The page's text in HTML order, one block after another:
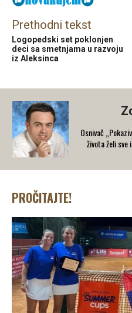
Prethodni tekst
Logopedski set poklonjen
deci sa smetnjama u razvoju
iz Aleksinca
Osnivač
života želi sve
PROČITAJTE!